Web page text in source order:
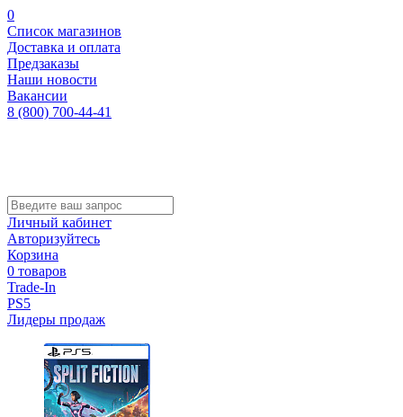
0
Список магазинов
Доставка и оплата
Предзаказы
Наши новости
Вакансии
8 (800) 700-44-41
Личный кабинет
Авторизуйтесь
Корзина
0 товаров
Trade-In
PS5
Лидеры продаж